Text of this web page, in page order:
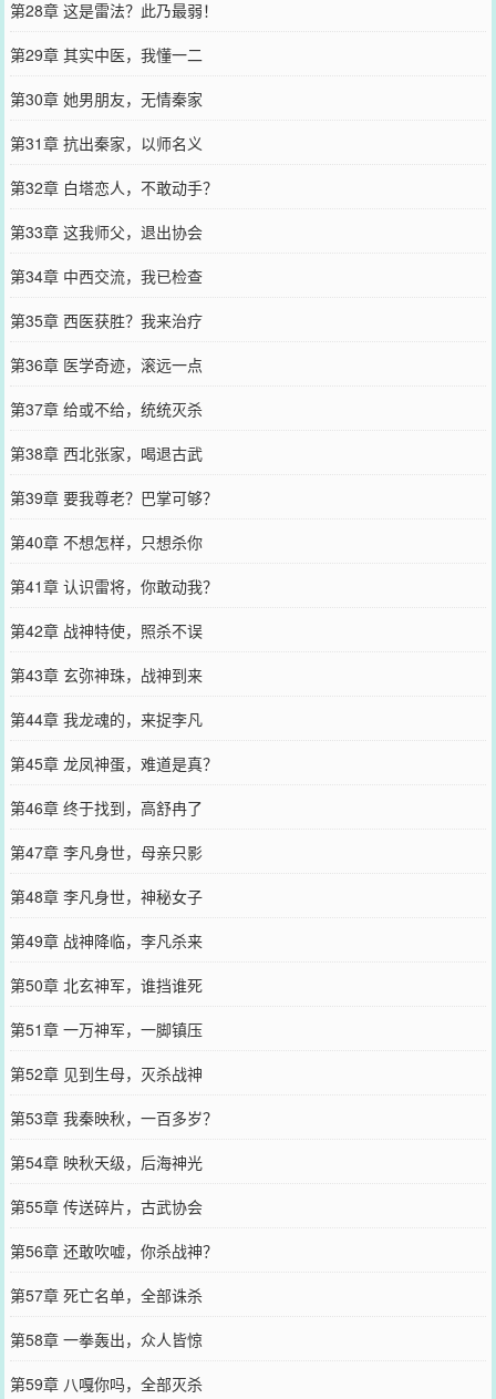
第28章 这是雷法？此乃最弱！
第29章 其实中医，我懂一二
第30章 她男朋友，无情秦家
第31章 抗出秦家，以师名义
第32章 白塔恋人，不敢动手？
第33章 这我师父，退出协会
第34章 中西交流，我已检查
第35章 西医获胜？我来治疗
第36章 医学奇迹，滚远一点
第37章 给或不给，统统灭杀
第38章 西北张家，喝退古武
第39章 要我尊老？巴掌可够？
第40章 不想怎样，只想杀你
第41章 认识雷将，你敢动我？
第42章 战神特使，照杀不误
第43章 玄弥神珠，战神到来
第44章 我龙魂的，来捉李凡
第45章 龙凤神蛋，难道是真？
第46章 终于找到，高舒冉了
第47章 李凡身世，母亲只影
第48章 李凡身世，神秘女子
第49章 战神降临，李凡杀来
第50章 北玄神军，谁挡谁死
第51章 一万神军，一脚镇压
第52章 见到生母，灭杀战神
第53章 我秦映秋，一百多岁？
第54章 映秋天级，后海神光
第55章 传送碎片，古武协会
第56章 还敢吹嘘，你杀战神？
第57章 死亡名单，全部诛杀
第58章 一拳轰出，众人皆惊
第59章 八嘎你吗，全部灭杀